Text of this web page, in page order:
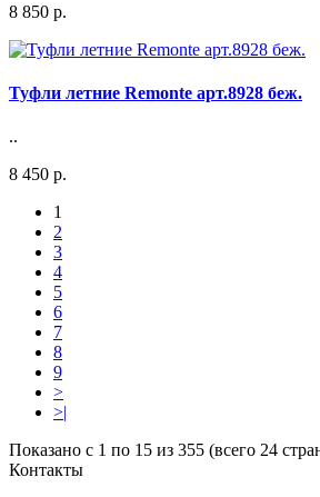
8 850 р.
Туфли летние Remonte арт.8928 беж.
..
8 450 р.
1
2
3
4
5
6
7
8
9
>
>|
Показано с 1 по 15 из 355 (всего 24
Контакты